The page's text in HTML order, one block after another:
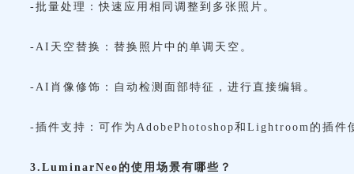
-批量处理：快速应用相同调整到多张照片。
-AI天空替换：替换照片中的单调天空。
-AI肖像修饰：自动检测面部特征，进行直接编辑。
-插件支持：可作为AdobePhotoshop和Lightroom的插件
3.LuminarNeo的使用场景有哪些？